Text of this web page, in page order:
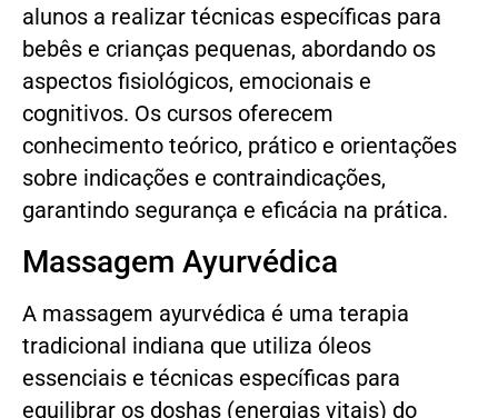
alunos a realizar técnicas específicas para
bebês e crianças pequenas, abordando os
aspectos fisiológicos, emocionais e
cognitivos. Os cursos oferecem
conhecimento teórico, prático e orientações
sobre indicações e contraindicações,
garantindo segurança e eficácia na prática.
Massagem Ayurvédica
A massagem ayurvédica é uma terapia
tradicional indiana que utiliza óleos
essenciais e técnicas específicas para
equilibrar os doshas (energias vitais) do